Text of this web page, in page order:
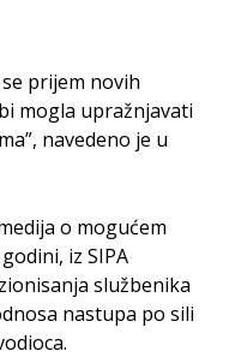
prijem novih
mogla upražnjavati
navedeno je u
o mogućem
iz SIPA
službenika
nastupa po sili